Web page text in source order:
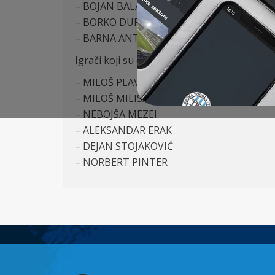
– BOJAN BALAŽ (FK Partizan, Beograd)
– BORKO DURONJIĆ (FK Voždovac,
– BARNA ANTAL (FK Čiksereda, Rumunija)
Igrači koji su otišli:
– MILOŠ PLAVŠIĆ
– MILOŠ MILISAVLJEVIĆ
– NEBOJŠA MEZEI
– ALEKSANDAR ERAK
– DEJAN STOJAKOVIĆ
– NORBERT PINTER